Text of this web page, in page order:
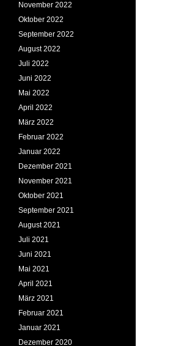
November 2022
Oktober 2022
September 2022
August 2022
Juli 2022
Juni 2022
Mai 2022
April 2022
März 2022
Februar 2022
Januar 2022
Dezember 2021
November 2021
Oktober 2021
September 2021
August 2021
Juli 2021
Juni 2021
Mai 2021
April 2021
März 2021
Februar 2021
Januar 2021
Dezember 2020